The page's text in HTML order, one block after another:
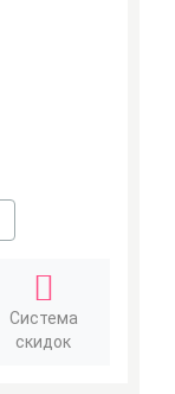
Система
скидок